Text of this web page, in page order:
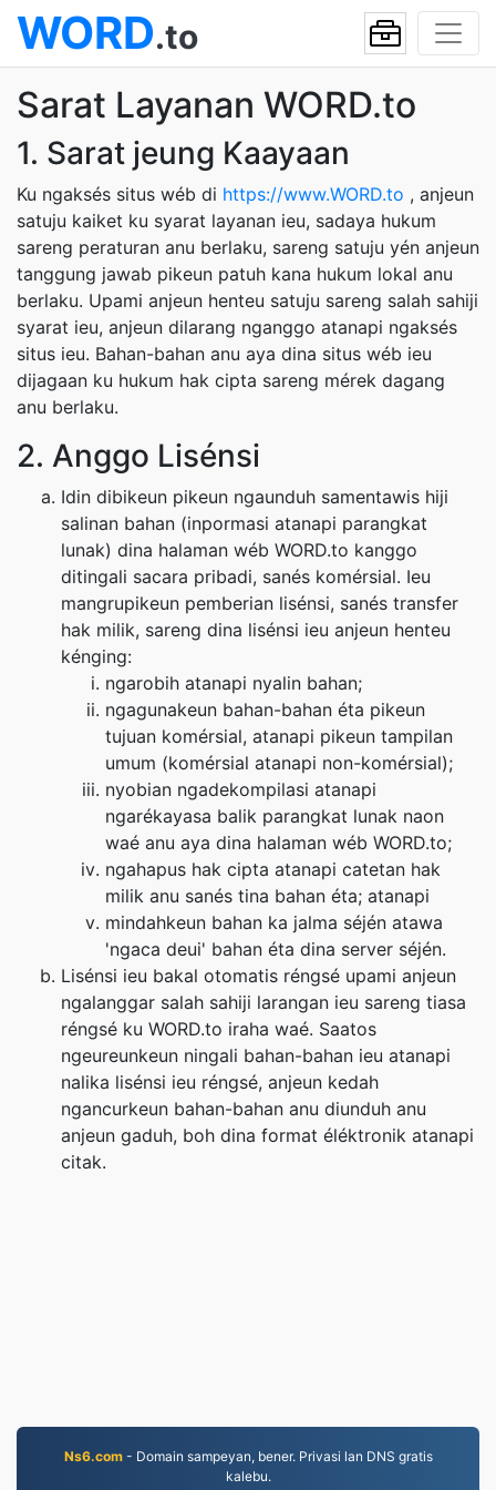
WORD.to
Sarat Layanan WORD.to
1. Sarat jeung Kaayaan
Ku ngaksés situs wéb di https://www.WORD.to , anjeun
satuju kaiket ku syarat layanan ieu, sadaya hukum
sareng peraturan anu berlaku, sareng satuju yén anjeun
tanggung jawab pikeun patuh kana hukum lokal anu
berlaku. Upami anjeun henteu satuju sareng salah sahiji
syarat ieu, anjeun dilarang nganggo atanapi ngaksés
situs ieu. Bahan-bahan anu aya dina situs wéb ieu
dijagaan ku hukum hak cipta sareng mérek dagang
anu berlaku.
2. Anggo Lisénsi
Idin dibikeun pikeun ngaunduh samentawis hiji
salinan bahan (inpormasi atanapi parangkat
lunak) dina halaman wéb WORD.to kanggo
ditingali sacara pribadi, sanés komérsial. Ieu
mangrupikeun pemberian lisénsi, sanés transfer
hak milik, sareng dina lisénsi ieu anjeun henteu
kénging:
ngarobih atanapi nyalin bahan;
ngagunakeun bahan-bahan éta pikeun
tujuan komérsial, atanapi pikeun tampilan
umum (komérsial atanapi non-komérsial);
nyobian ngadekompilasi atanapi
ngarékayasa balik parangkat lunak naon
waé anu aya dina halaman wéb WORD.to;
ngahapus hak cipta atanapi catetan hak
milik anu sanés tina bahan éta; atanapi
mindahkeun bahan ka jalma séjén atawa
'ngaca deui' bahan éta dina server séjén.
Lisénsi ieu bakal otomatis réngsé upami anjeun
ngalanggar salah sahiji larangan ieu sareng tiasa
réngsé ku WORD.to iraha waé. Saatos
ngeureunkeun ningali bahan-bahan ieu atanapi
nalika lisénsi ieu réngsé, anjeun kedah
ngancurkeun bahan-bahan anu diunduh anu
anjeun gaduh, boh dina format éléktronik atanapi
citak.
Ns6.com- Domain sampeyan, bener. Privasi lan DNS gratis
kalebu.